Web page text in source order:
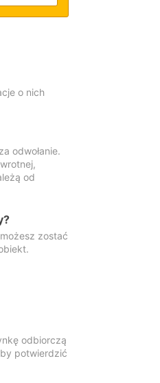
o nich
odwołanie.
od
zostać
odbiorczą
potwierdzić